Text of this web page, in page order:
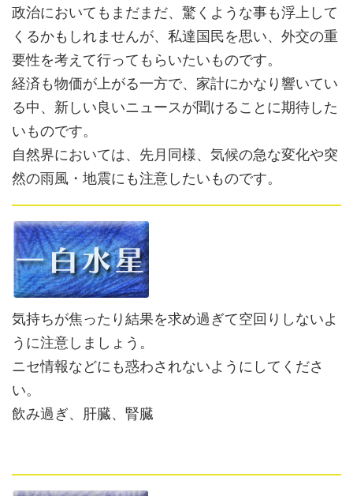
政治においてもまだまだ、驚くような事も浮上して
くるかもしれませんが、私達国民を思い、外交の重
要性を考えて行ってもらいたいものです。
経済も物価が上がる一方で、家計にかなり響いてい
る中、新しい良いニュースが聞けることに期待した
いものです。
自然界においては、先月同様、気候の急な変化や突
然の雨風・地震にも注意したいものです。
気持ちが焦ったり結果を求め過ぎて空回りしないよ
うに注意しましょう。
ニセ情報などにも惑わされないようにしてくださ
い。
飲み過ぎ、肝臓、腎臓